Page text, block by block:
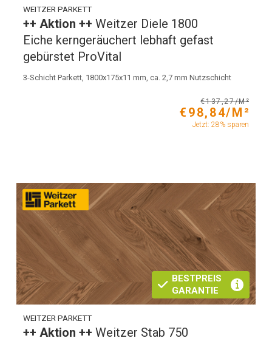
WEITZER PARKETT
++ Aktion ++Weitzer Diele 1800
Eiche kerngeräuchert lebhaft gefast
gebürstet ProVital
3-Schicht Parkett, 1800x175x11 mm, ca. 2,7 mm Nutzschicht
€137,27/M²
€98,84/M²
Jetzt: 28% sparen
BESTPREIS
GARANTIE
WEITZER PARKETT
++ Aktion ++Weitzer Stab 750